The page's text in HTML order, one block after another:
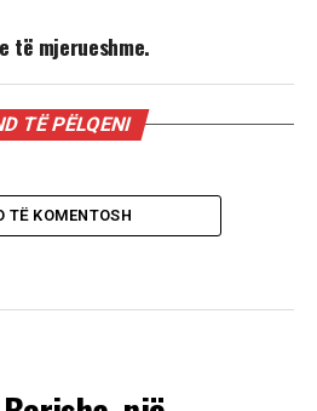
të mjerueshme.
TË PËLQENI
TË KOMENTOSH